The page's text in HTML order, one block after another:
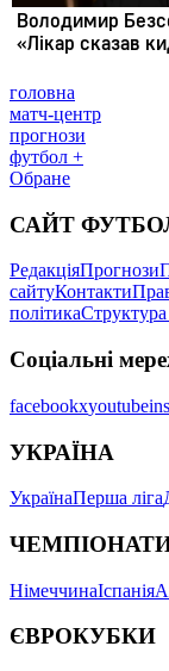
головна
матч-центр
прогнози
футбол +
Обране
САЙТ
РедакціяПрогнози
сайтуКонтакти
політикаСтруктура
Соціальні
facebookxyoutube
УКРАЇНА
УкраїнаПерша ліга
НімеччинаІспанія
ЄВРОКУБКИ